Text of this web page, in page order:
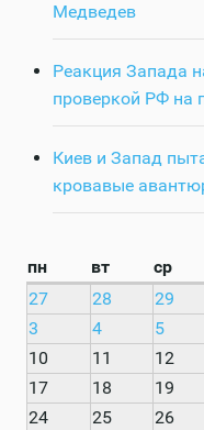
Медведев
Реакция Запада
проверкой РФ на
Киев и Запад
кровавые
пн
вт ср
27
28 29
3
4 5
10
11 12
17
18 19
24
25 26